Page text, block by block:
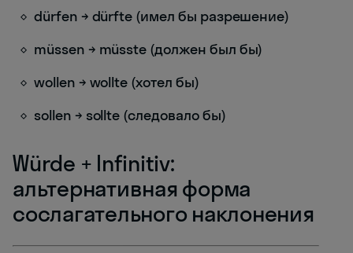
dürfen → dürfte (имел бы разрешение)
müssen → müsste (должен был бы)
wollen → wollte (хотел бы)
sollen → sollte (следовало бы)
Würde + Infinitiv:
альтернативная форма
сослагательного наклонения